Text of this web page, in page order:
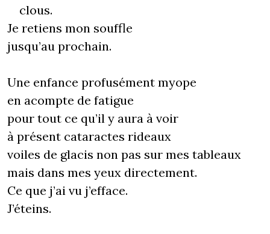
clous.
Je retiens mon souffle
jusqu’au prochain.
Une enfance profusément myope
en acompte de fatigue
pour tout ce qu’il y aura à voir
à présent cataractes rideaux
voiles de glacis non pas sur mes tableaux
mais dans mes yeux directement.
Ce que j’ai vu j’efface.
J’éteins.